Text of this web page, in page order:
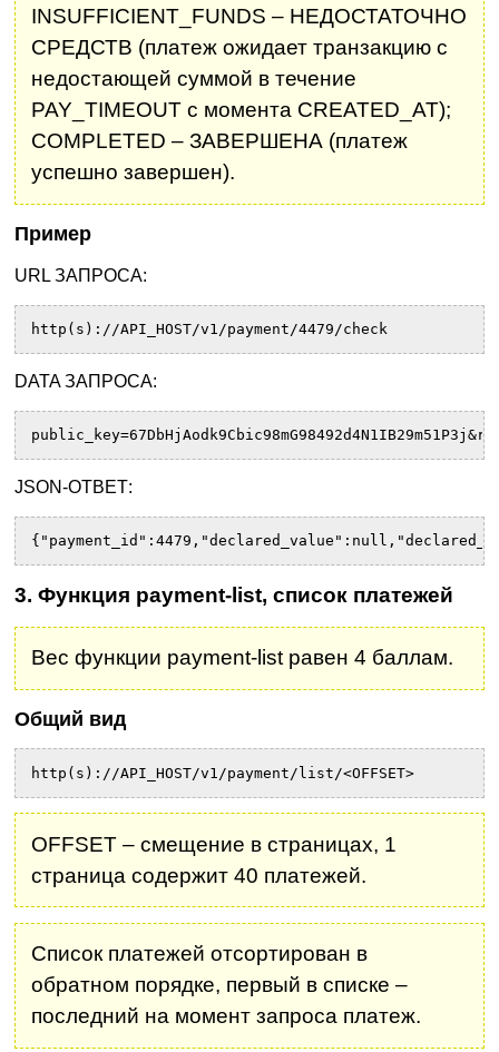
INSUFFICIENT_FUNDS – НЕДОСТАТОЧНО
СРЕДСТВ (платеж ожидает транзакцию с
недостающей суммой в течение
PAY_TIMEOUT с момента CREATED_AT);
COMPLETED – ЗАВЕРШЕНА (платеж
успешно завершен).
Пример
URL ЗАПРОСА:
http(s)://API_HOST/v1/payment/4479/check
DATA ЗАПРОСА:
JSON-ОТВЕТ:
3. Функция payment-list, список платежей
Вес функции payment-list равен 4 баллам.
Общий вид
http(s)://API_HOST/v1/payment/list/<OFFSET>
OFFSET – смещение в страницах, 1
страница содержит 40 платежей.
Список платежей отсортирован в
обратном порядке, первый в списке –
последний на момент запроса платеж.